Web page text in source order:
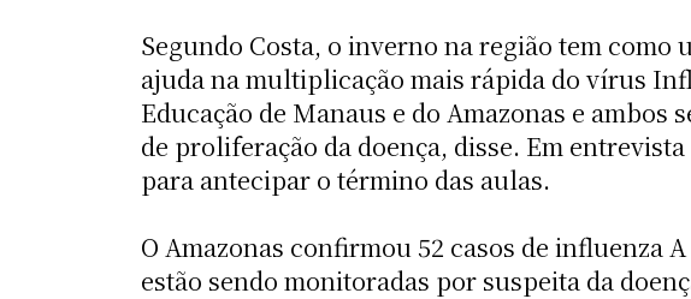
Segundo Costa, o inverno na região tem como
ajuda na multiplicação mais rápida do vírus
Educação de Manaus e do Amazonas e
de proliferação da doença, disse. Em
para antecipar o término das aulas.
O Amazonas confirmou 52 casos de influenza
estão sendo monitoradas por suspeita da